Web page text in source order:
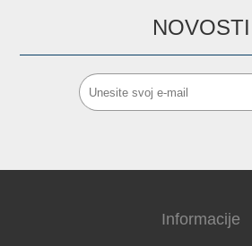
NOVOSTI
Informacije